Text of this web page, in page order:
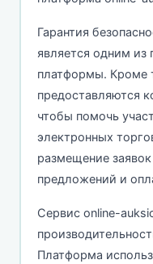
Гарантия
является одним из
платформы. Кроме
предоставляются
чтобы помочь
электронных
размещение
предложений и
Сервис online-
Платформа